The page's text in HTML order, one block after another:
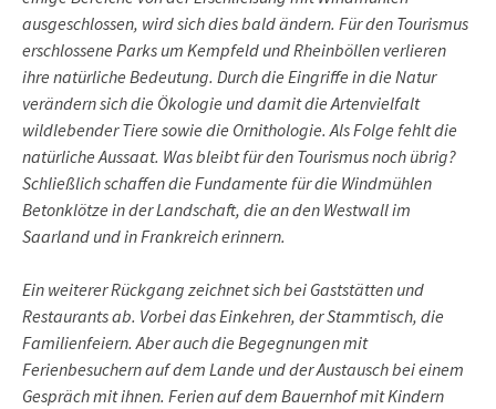
ausgeschlossen, wird sich dies bald ändern. Für den Tourismus
erschlossene Parks um Kempfeld und Rheinböllen verlieren
ihre natürliche Bedeutung. Durch die Eingriffe in die Natur
verändern sich die Ökologie und damit die Artenvielfalt
wildlebender Tiere sowie die Ornithologie. Als Folge fehlt die
natürliche Aussaat. Was bleibt für den Tourismus noch übrig?
Schließlich schaffen die Fundamente für die Windmühlen
Betonklötze in der Landschaft, die an den Westwall im
Saarland und in Frankreich erinnern.
Ein weiterer Rückgang zeichnet sich bei Gaststätten und
Restaurants ab. Vorbei das Einkehren, der Stammtisch, die
Familienfeiern. Aber auch die Begegnungen mit
Ferienbesuchern auf dem Lande und der Austausch bei einem
Gespräch mit ihnen. Ferien auf dem Bauernhof mit Kindern